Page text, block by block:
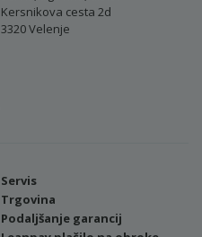
Kersnikova cesta 2d
3320 Velenje
Servis
Trgovina
Podaljšanje garancij